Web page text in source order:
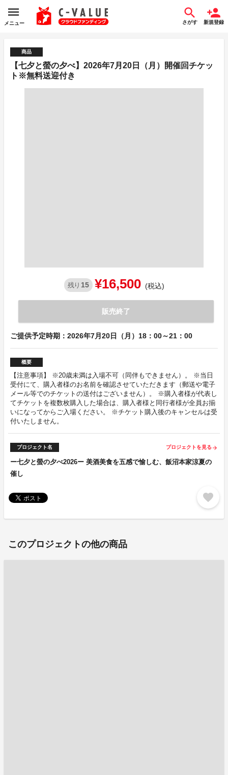
メニュー さがす 新規登録
商品
【七夕と螢の夕べ】2026年7月20日（月）開催回チケッ
ト※無料送迎付き
残り 15 ¥16,500 (税込)
販売終了
ご提供予定時期：2026年7月20日（月）18：00～21：00
概要
【注意事項】 ※20歳未満は入場不可（同伴もできません）。 ※当日
受付にて、購入者様のお名前を確認させていただきます（郵送や電子
メール等でのチケットの送付はございません）。 ※購入者様が代表し
てチケットを複数枚購入した場合は、購入者様と同行者様が全員お揃
いになってからご入場ください。 ※チケット購入後のキャンセルは受
付いたしません。
プロジェクト名 プロジェクトを見る arrow_forward
ー七夕と螢の夕べ2026ー 美酒美食を五感で愉しむ、飯沼本家涼夏の
催し
favorite
このプロジェクトの他の商品